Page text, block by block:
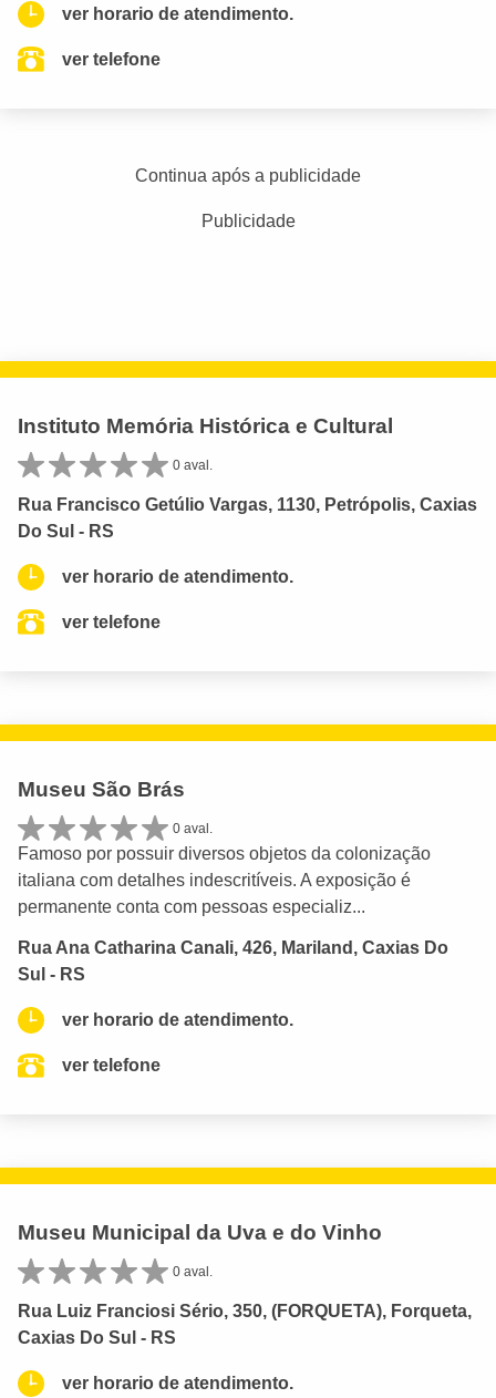
ver horario de atendimento.
ver telefone
Continua após a publicidade
Publicidade
Instituto Memória Histórica e Cultural
0 aval.
Rua Francisco Getúlio Vargas, 1130, Petrópolis, Caxias
Do Sul - RS
ver horario de atendimento.
ver telefone
Museu São Brás
0 aval.
Famoso por possuir diversos objetos da colonização
italiana com detalhes indescritíveis. A exposição é
permanente conta com pessoas especializ...
Rua Ana Catharina Canali, 426, Mariland, Caxias Do
Sul - RS
ver horario de atendimento.
ver telefone
Museu Municipal da Uva e do Vinho
0 aval.
Rua Luiz Franciosi Sério, 350, (FORQUETA), Forqueta,
Caxias Do Sul - RS
ver horario de atendimento.